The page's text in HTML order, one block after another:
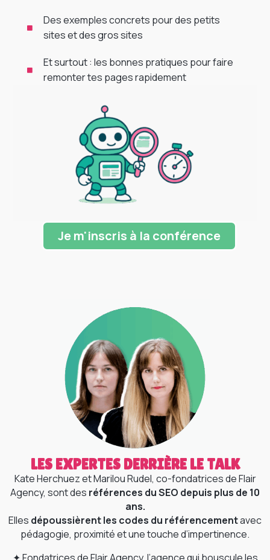
Des exemples concrets pour des petits
sites et des gros sites
Et surtout : les bonnes pratiques pour faire
remonter tes pages rapidement
Je m'inscris à la conférence
LES EXPERTES DERRIÈRE LE TALK
Kate Herchuez et Marilou Rudel, co-fondatrices de Flair
Agency, sont des références du SEO depuis plus de 10
ans.
Elles dépoussièrent les codes du référencementavec
pédagogie, proximité et une touche d’impertinence.